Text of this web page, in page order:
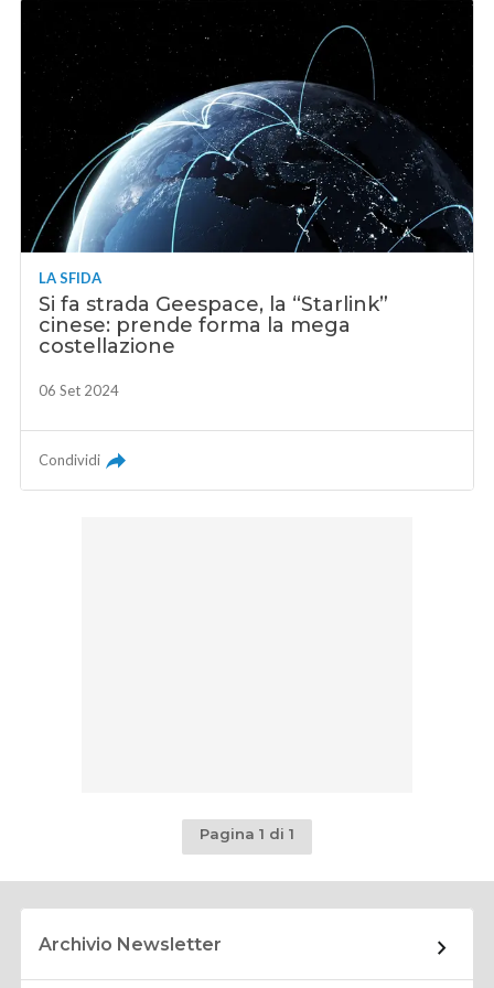
LA SFIDA
Si fa strada Geespace, la “Starlink”
cinese: prende forma la mega
costellazione
06 Set 2024
Condividi
Pagina 1 di 1
Archivio Newsletter